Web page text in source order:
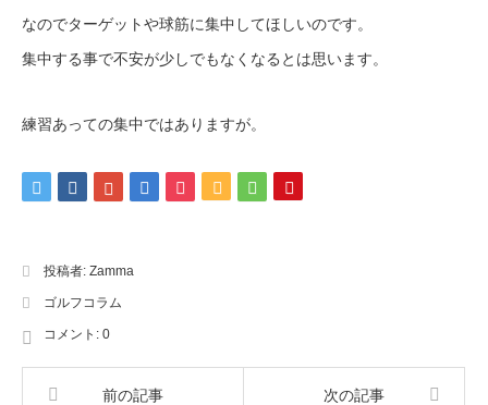
なのでターゲットや球筋に集中してほしいのです。
集中する事で不安が少しでもなくなるとは思います。
練習あっての集中ではありますが。
投稿者: Zamma
ゴルフコラム
コメント: 0
前の記事 次の記事